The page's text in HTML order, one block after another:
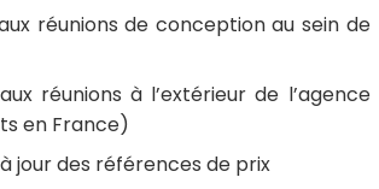
réunions de conception au sein de
réunions à l’extérieur de l’agence
en France)
jour des références de prix